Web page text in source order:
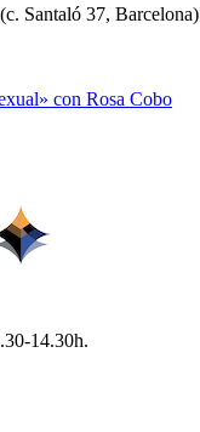
Santaló 37, Barcelona)
con Rosa Cobo
14.30h.